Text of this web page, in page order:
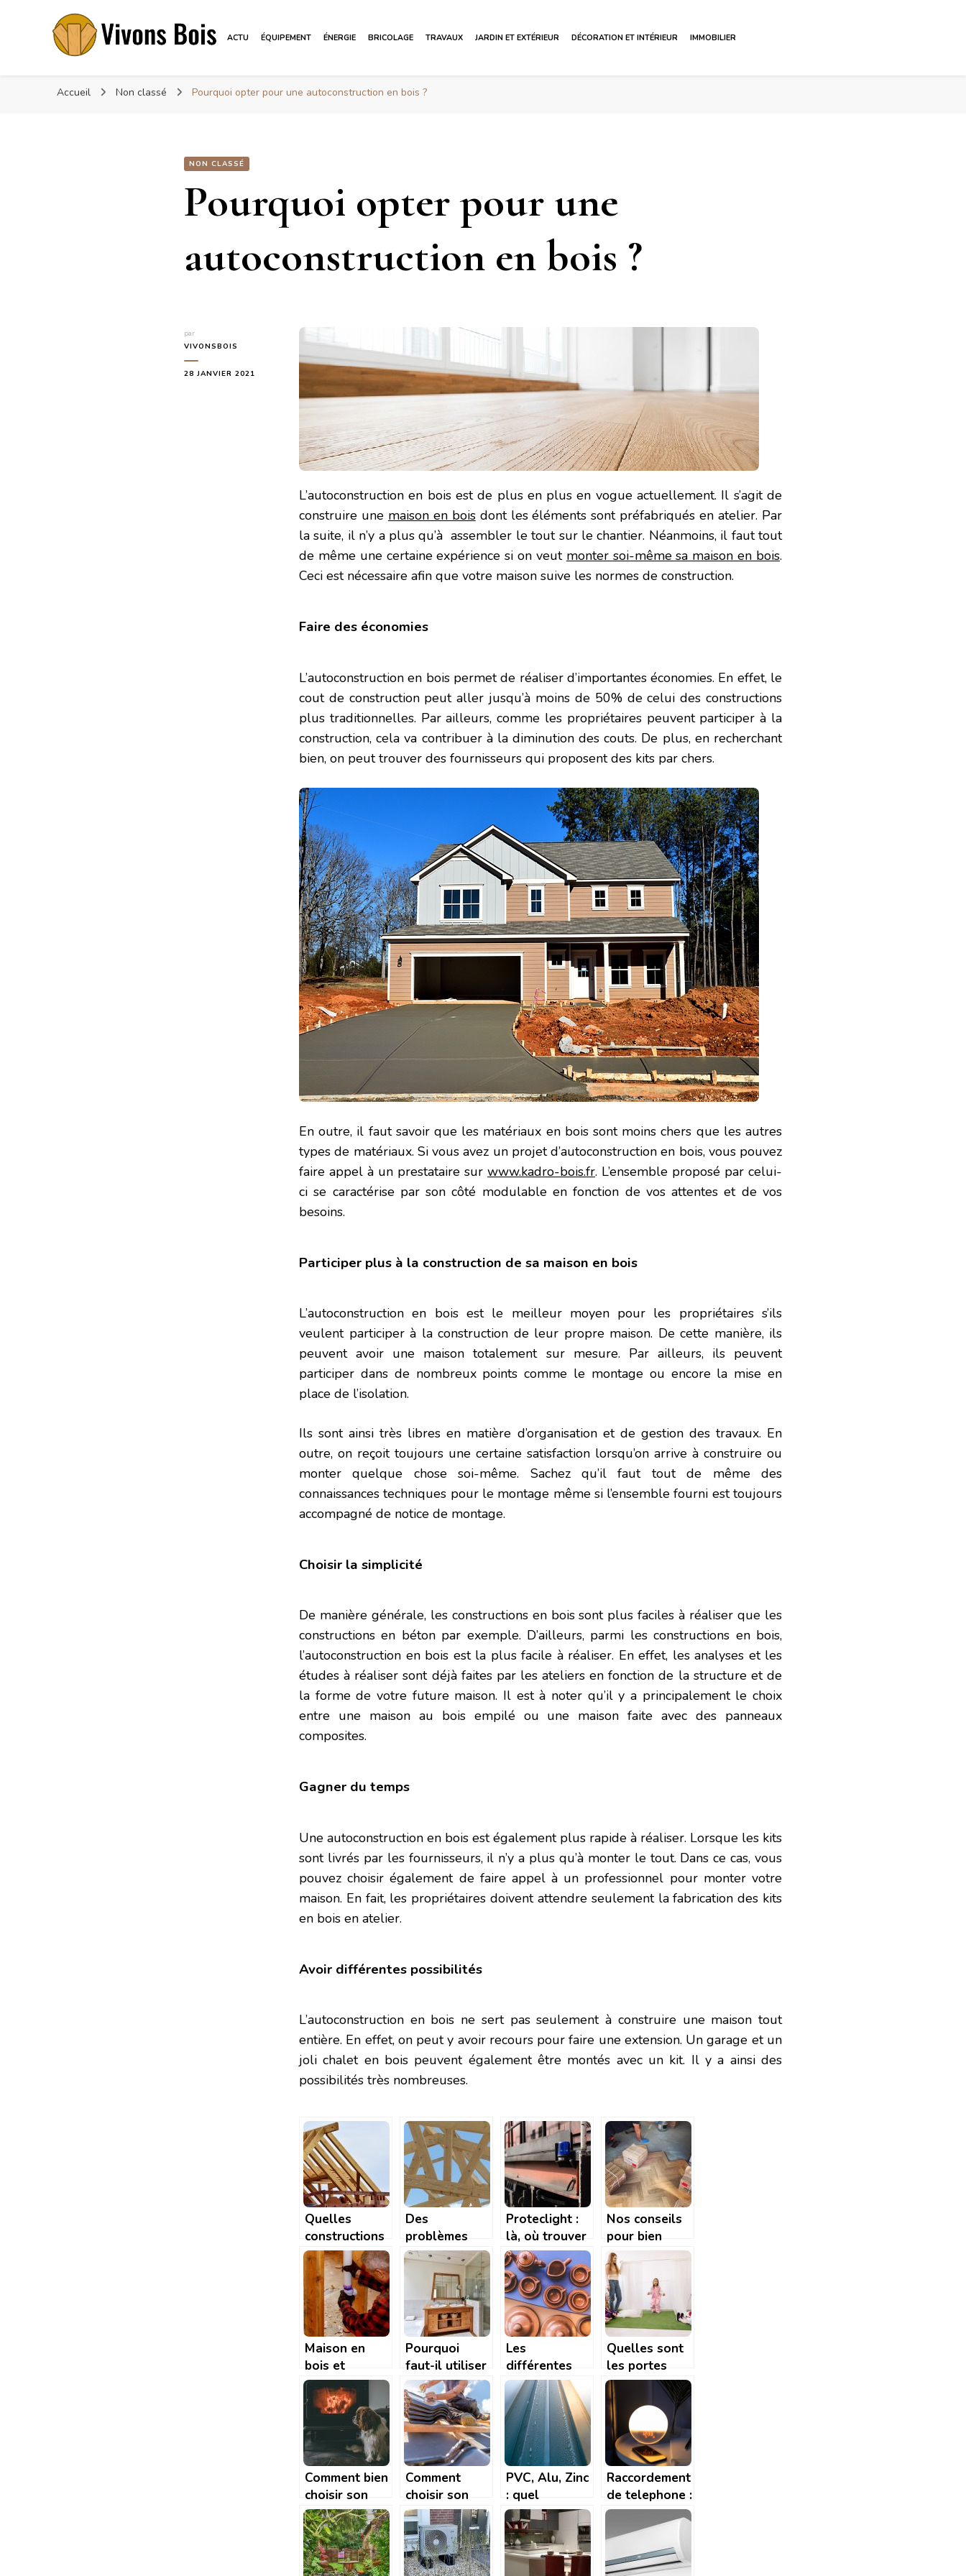
Vivonsbois
ACTU ÉQUIPEMENT ÉNERGIE BRICOLAGE TRAVAUX JARDIN ET EXTÉRIEUR DÉCORATION ET INTÉRIEUR IMMOBILIER
Accueil Non classé Pourquoi opter pour une autoconstruction en bois ?
NON CLASSÉ
Pourquoi opter pour une
autoconstruction en bois ?
par
VIVONSBOIS
28 JANVIER 2021
L’autoconstruction en bois est de plus en plus en vogue actuellement. Il s’agit de
construire une maison en boisdont les éléments sont préfabriqués en atelier. Par
la suite, il n’y a plus qu’à assembler le tout sur le chantier. Néanmoins, il faut tout
de même une certaine expérience si on veut monter soi-même sa maison en bois.
Ceci est nécessaire afin que votre maison suive les normes de construction.
Faire des économies
L’autoconstruction en bois permet de réaliser d’importantes économies. En effet, le
cout de construction peut aller jusqu’à moins de 50% de celui des constructions
plus traditionnelles. Par ailleurs, comme les propriétaires peuvent participer à la
construction, cela va contribuer à la diminution des couts. De plus, en recherchant
bien, on peut trouver des fournisseurs qui proposent des kits par chers.
En outre, il faut savoir que les matériaux en bois sont moins chers que les autres
types de matériaux. Si vous avez un projet d’autoconstruction en bois, vous pouvez
faire appel à un prestataire sur www.kadro-bois.fr. L’ensemble proposé par celui-
ci se caractérise par son côté modulable en fonction de vos attentes et de vos
besoins.
Participer plus à la construction de sa maison en bois
L’autoconstruction en bois est le meilleur moyen pour les propriétaires s’ils
veulent participer à la construction de leur propre maison. De cette manière, ils
peuvent avoir une maison totalement sur mesure. Par ailleurs, ils peuvent
participer dans de nombreux points comme le montage ou encore la mise en
place de l’isolation.
Ils sont ainsi très libres en matière d’organisation et de gestion des travaux. En
outre, on reçoit toujours une certaine satisfaction lorsqu’on arrive à construire ou
monter quelque chose soi-même. Sachez qu’il faut tout de même des
connaissances techniques pour le montage même si l’ensemble fourni est toujours
accompagné de notice de montage.
Choisir la simplicité
De manière générale, les constructions en bois sont plus faciles à réaliser que les
constructions en béton par exemple. D’ailleurs, parmi les constructions en bois,
l’autoconstruction en bois est la plus facile à réaliser. En effet, les analyses et les
études à réaliser sont déjà faites par les ateliers en fonction de la structure et de
la forme de votre future maison. Il est à noter qu’il y a principalement le choix
entre une maison au bois empilé ou une maison faite avec des panneaux
composites.
Gagner du temps
Une autoconstruction en bois est également plus rapide à réaliser. Lorsque les kits
sont livrés par les fournisseurs, il n’y a plus qu’à monter le tout. Dans ce cas, vous
pouvez choisir également de faire appel à un professionnel pour monter votre
maison. En fait, les propriétaires doivent attendre seulement la fabrication des kits
en bois en atelier.
Avoir différentes possibilités
L’autoconstruction en bois ne sert pas seulement à construire une maison tout
entière. En effet, on peut y avoir recours pour faire une extension. Un garage et un
joli chalet en bois peuvent également être montés avec un kit. Il y a ainsi des
possibilités très nombreuses.
Quelles
constructions
pour votre
maison?
Des
problèmes
avec votre
charpente en
bois ? Faites
appel à
l’ARTISAN
FERNANDEZ
Proteclight :
là, où trouver
tous les
matériels de
signalisation
Nos conseils
pour bien
choisir ses
menuiseries
Maison en
bois et
canalisations :
comment
éviter la
catastrophe ?
Pourquoi
faut-il utiliser
le bois pour
construire une
salle de bain?
Les
différentes
étapes pour
organiser une
exposition
artisanale
Quelles sont
les portes
idéales pour
aménager
votre crèche?
Comment bien
choisir son
poêle à
granulé?
Comment
choisir son
couvreur et
que faut-il lui
demander ?
PVC, Alu, Zinc
: quel
materiau pour
les gouttieres
? | Tendance
Travaux
Raccordement
de telephone :
comment faire
? A quel prix ?